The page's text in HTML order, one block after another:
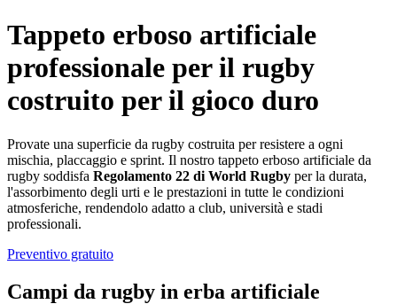
Tappeto erboso artificiale
professionale per il rugby
costruito per il gioco duro
Provate una superficie da rugby costruita per resistere a ogni
mischia, placcaggio e sprint. Il nostro tappeto erboso artificiale da
rugby soddisfa Regolamento 22 di World Rugby per la durata,
l'assorbimento degli urti e le prestazioni in tutte le condizioni
atmosferiche, rendendolo adatto a club, università e stadi
professionali.
Preventivo gratuito
Campi da rugby in erba artificiale